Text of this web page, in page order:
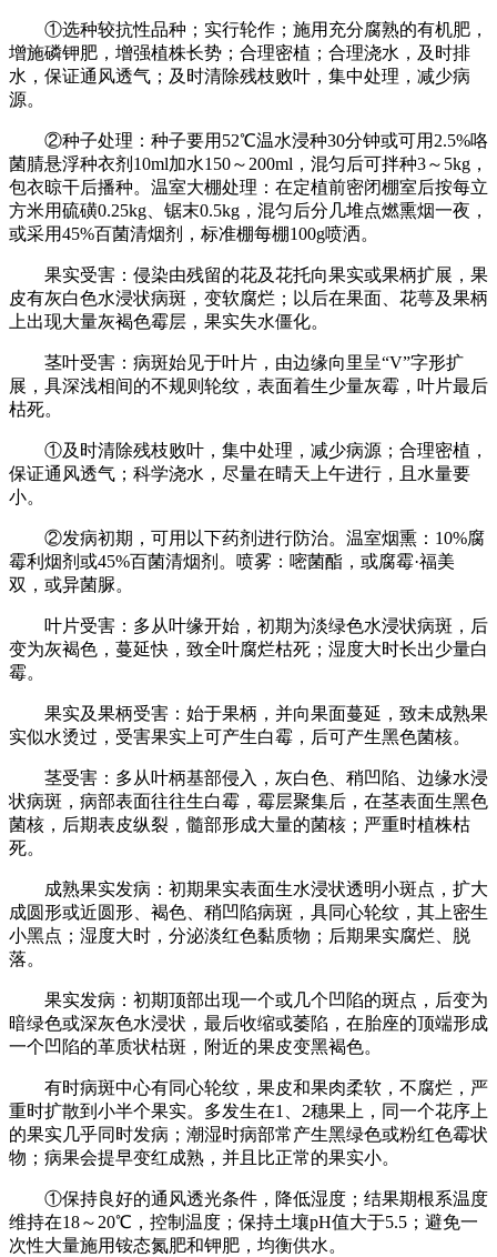
①选种较抗性品种；实行轮作；施用充分腐熟的有机肥，
增施磷钾肥，增强植株长势；合理密植；合理浇水，及时排
水，保证通风透气；及时清除残枝败叶，集中处理，减少病
源。
②种子处理：种子要用52℃温水浸种30分钟或可用2.5%咯
菌腈悬浮种衣剂10ml加水150～200ml，混匀后可拌种3～5kg，
包衣晾干后播种。温室大棚处理：在定植前密闭棚室后按每立
方米用硫磺0.25kg、锯末0.5kg，混匀后分几堆点燃熏烟一夜，
或采用45%百菌清烟剂，标准棚每棚100g喷洒。
果实受害：侵染由残留的花及花托向果实或果柄扩展，果
皮有灰白色水浸状病斑，变软腐烂；以后在果面、花萼及果柄
上出现大量灰褐色霉层，果实失水僵化。
茎叶受害：病斑始见于叶片，由边缘向里呈“V”字形扩
展，具深浅相间的不规则轮纹，表面着生少量灰霉，叶片最后
枯死。
①及时清除残枝败叶，集中处理，减少病源；合理密植，
保证通风透气；科学浇水，尽量在晴天上午进行，且水量要
小。
②发病初期，可用以下药剂进行防治。温室烟熏：10%腐
霉利烟剂或45%百菌清烟剂。喷雾：嘧菌酯，或腐霉·福美
双，或异菌脲。
叶片受害：多从叶缘开始，初期为淡绿色水浸状病斑，后
变为灰褐色，蔓延快，致全叶腐烂枯死；湿度大时长出少量白
霉。
果实及果柄受害：始于果柄，并向果面蔓延，致未成熟果
实似水烫过，受害果实上可产生白霉，后可产生黑色菌核。
茎受害：多从叶柄基部侵入，灰白色、稍凹陷、边缘水浸
状病斑，病部表面往往生白霉，霉层聚集后，在茎表面生黑色
菌核，后期表皮纵裂，髓部形成大量的菌核；严重时植株枯
死。
成熟果实发病：初期果实表面生水浸状透明小斑点，扩大
成圆形或近圆形、褐色、稍凹陷病斑，具同心轮纹，其上密生
小黑点；湿度大时，分泌淡红色黏质物；后期果实腐烂、脱
落。
果实发病：初期顶部出现一个或几个凹陷的斑点，后变为
暗绿色或深灰色水浸状，最后收缩或萎陷，在胎座的顶端形成
一个凹陷的革质状枯斑，附近的果皮变黑褐色。
有时病斑中心有同心轮纹，果皮和果肉柔软，不腐烂，严
重时扩散到小半个果实。多发生在1、2穗果上，同一个花序上
的果实几乎同时发病；潮湿时病部常产生黑绿色或粉红色霉状
物；病果会提早变红成熟，并且比正常的果实小。
①保持良好的通风透光条件，降低湿度；结果期根系温度
维持在18～20℃，控制温度；保持土壤pH值大于5.5；避免一
次性大量施用铵态氮肥和钾肥，均衡供水。